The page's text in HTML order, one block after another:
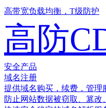
高带宽负载均衡，T级防护
高防
安全产品
域名注册
提供域名购买，续费，管理
防止网站数据被窃取、篡改